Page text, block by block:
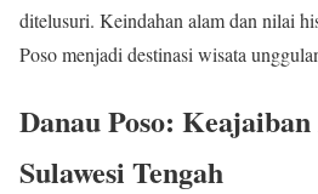
ditelusuri. Keindahan alam dan nilai
Poso menjadi destinasi wisata
Danau Poso:
Sulawesi Tengah